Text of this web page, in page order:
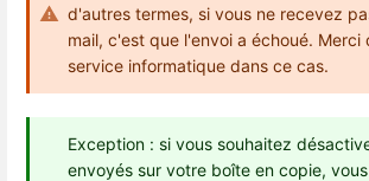
d'autres termes, si vous ne recevez
mail, c'est que l'envoi a échoué.
service informatique dans ce cas.
Exception : si vous souhaitez
envoyés sur votre boîte en copie,